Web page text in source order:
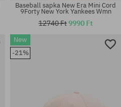
univerzális méret
Baseball sapka New Era Mini Cord
9Forty New York Yankees Wmn
12740 Ft9990 Ft
New
-21%